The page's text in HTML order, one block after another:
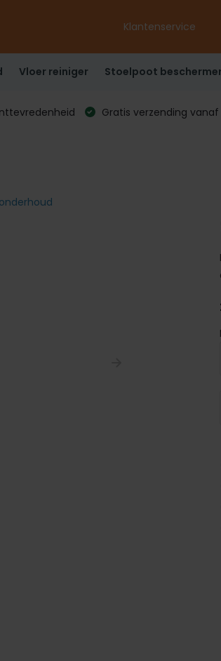
Klantenservice
Vloer reiniger Stoelpoot
Gratis verzending